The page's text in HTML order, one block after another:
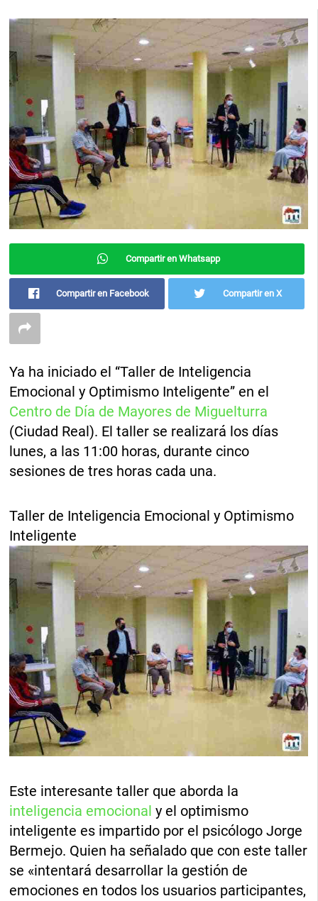
Compartir en Whatsapp
Compartir en Facebook Compartir en X
Ya ha iniciado el “Taller de Inteligencia
Emocional y Optimismo Inteligente” en el
Centro de Día de Mayores de Miguelturra
(Ciudad Real). El taller se realizará los días
lunes, a las 11:00 horas, durante cinco
sesiones de tres horas cada una.
Taller de Inteligencia Emocional y Optimismo
Inteligente
Este interesante taller que aborda la
inteligencia emocional y el optimismo
inteligente es impartido por el psicólogo Jorge
Bermejo. Quien ha señalado que con este taller
se «intentará desarrollar la gestión de
emociones en todos los usuarios participantes,